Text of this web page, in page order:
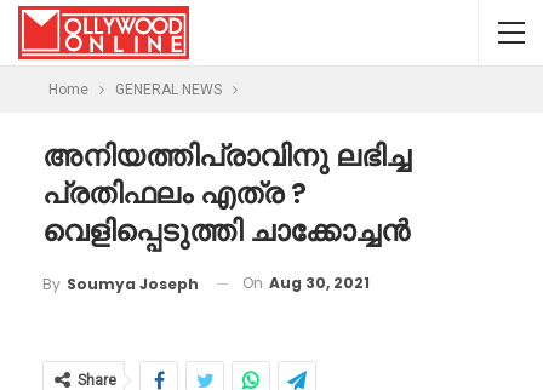
Home GENERAL NEWS
അനിയത്തിപ്രാവിനു ലഭിച്ച
പ്രതിഫലം എത്ര ?
വെളിപ്പെടുത്തി ചാക്കോച്ചൻ
By Soumya Joseph On Aug 30, 2021
Share